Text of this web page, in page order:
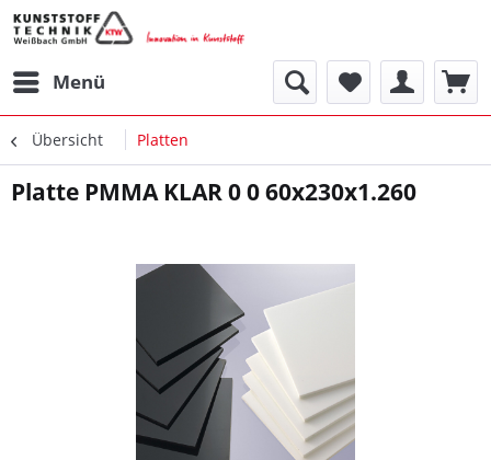
Menü
Übersicht Platten
Platte PMMA KLAR 0 0 60x230x1.260